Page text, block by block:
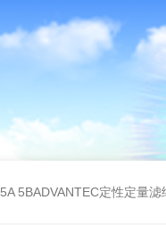
5A 5BADVANTEC定性定量